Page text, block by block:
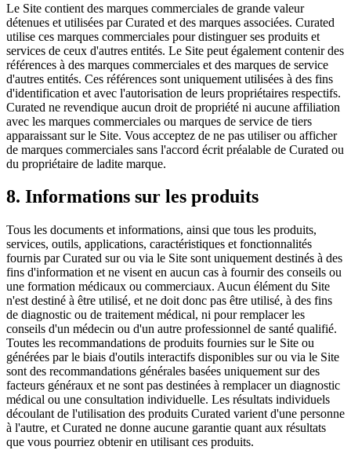
Le Site contient des marques commerciales de grande valeur
détenues et utilisées par Curated et des marques associées. Curated
utilise ces marques commerciales pour distinguer ses produits et
services de ceux d'autres entités. Le Site peut également contenir des
références à des marques commerciales et des marques de service
d'autres entités. Ces références sont uniquement utilisées à des fins
d'identification et avec l'autorisation de leurs propriétaires respectifs.
Curated ne revendique aucun droit de propriété ni aucune affiliation
avec les marques commerciales ou marques de service de tiers
apparaissant sur le Site. Vous acceptez de ne pas utiliser ou afficher
de marques commerciales sans l'accord écrit préalable de Curated ou
du propriétaire de ladite marque.
8. Informations sur les produits
Tous les documents et informations, ainsi que tous les produits,
services, outils, applications, caractéristiques et fonctionnalités
fournis par Curated sur ou via le Site sont uniquement destinés à des
fins d'information et ne visent en aucun cas à fournir des conseils ou
une formation médicaux ou commerciaux. Aucun élément du Site
n'est destiné à être utilisé, et ne doit donc pas être utilisé, à des fins
de diagnostic ou de traitement médical, ni pour remplacer les
conseils d'un médecin ou d'un autre professionnel de santé qualifié.
Toutes les recommandations de produits fournies sur le Site ou
générées par le biais d'outils interactifs disponibles sur ou via le Site
sont des recommandations générales basées uniquement sur des
facteurs généraux et ne sont pas destinées à remplacer un diagnostic
médical ou une consultation individuelle. Les résultats individuels
découlant de l'utilisation des produits Curated varient d'une personne
à l'autre, et Curated ne donne aucune garantie quant aux résultats
que vous pourriez obtenir en utilisant ces produits.